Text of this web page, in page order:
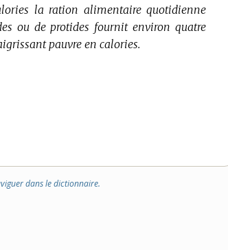
la ration alimentaire quotidienne
ou de protides fournit environ quatre
pauvre en calories.
dans le dictionnaire.